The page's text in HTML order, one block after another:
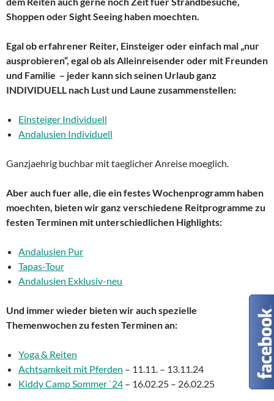
Shoppen oder Sight Seeing haben moechten.
Egal ob erfahrener Reiter, Einsteiger oder einfach mal „nur
ausprobieren“, egal ob als Alleinreisender oder mit Freunden
und Familie – jeder kann sich seinen Urlaub ganz
INDIVIDUELL nach Lust und Laune zusammenstellen:
Einsteiger Individuell
Andalusien Individuell
Ganzjaehrig buchbar mit taeglicher Anreise moeglich.
Aber auch fuer alle, die ein festes Wochenprogramm haben
moechten, bieten wir ganz verschiedene Reitprogramme zu
festen Terminen mit unterschiedlichen Highlights:
Andalusien Pur
Tapas-Tour
Andalusien Exklusiv-neu
Und immer wieder bieten wir auch spezielle
Themenwochen zu festen Terminen an:
Yoga & Reiten
Achtsamkeit mit Pferden – 11.11. – 13.11.24
Kiddy Camp Sommer `24 – 16.02.25 – 26.02.25